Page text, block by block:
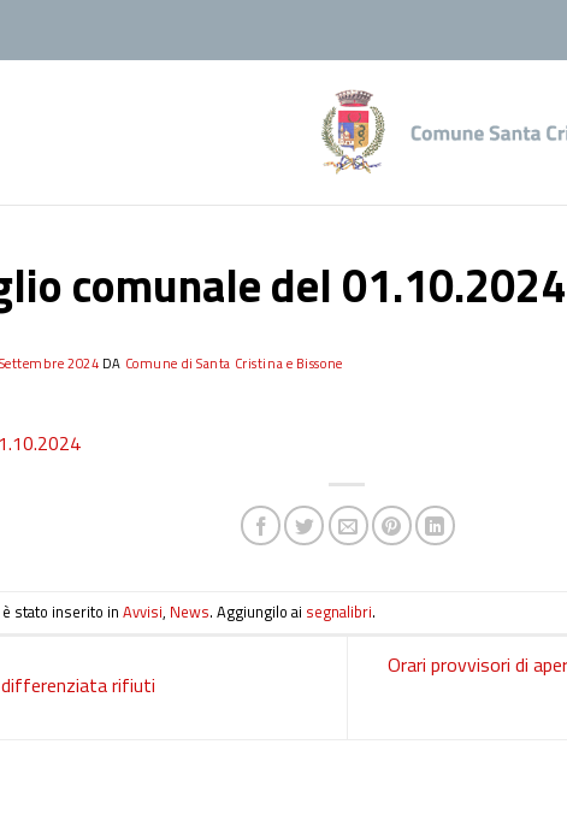
comunale del 01.10.2024
2024 DA Comune di Santa Cristina e Bissone
stato inserito inAvvisi, News. Aggiungilo ai segnalibri.
rifiuti
Orari provvisori di